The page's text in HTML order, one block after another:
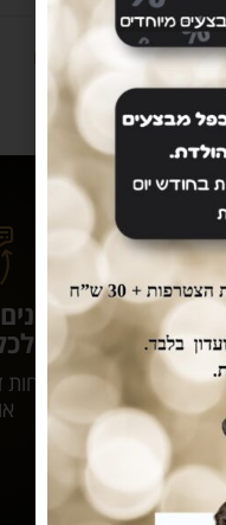
,מזון לגורים, מזון לכלבים
אשר
שירות